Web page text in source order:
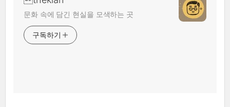
문화 속에 담긴 현실을 모색하는 곳
구독하기